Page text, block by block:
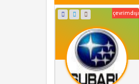
çevrimdışı